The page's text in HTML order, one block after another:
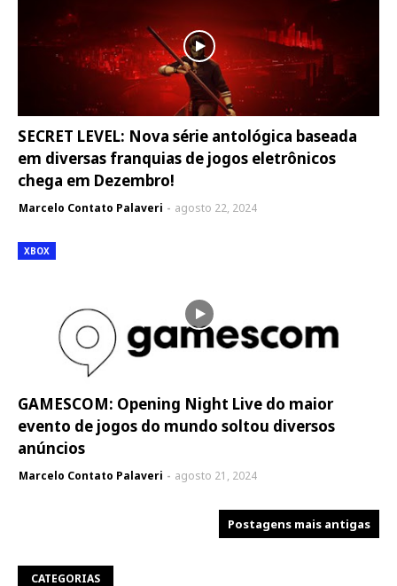
SECRET LEVEL: Nova série antológica baseada
em diversas franquias de jogos eletrônicos
chega em Dezembro!
Marcelo Contato Palaveri agosto 22, 2024
XBOX
GAMESCOM: Opening Night Live do maior
evento de jogos do mundo soltou diversos
anúncios
Marcelo Contato Palaveri agosto 21, 2024
Postagens mais antigas
CATEGORIAS